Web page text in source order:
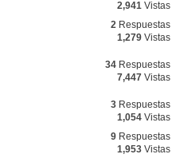
2,941 Vistas
2 Respuestas
1,279Vistas
34Respuestas
7,447Vistas
3Respuestas
1,054Vistas
9Respuestas
1,953Vistas